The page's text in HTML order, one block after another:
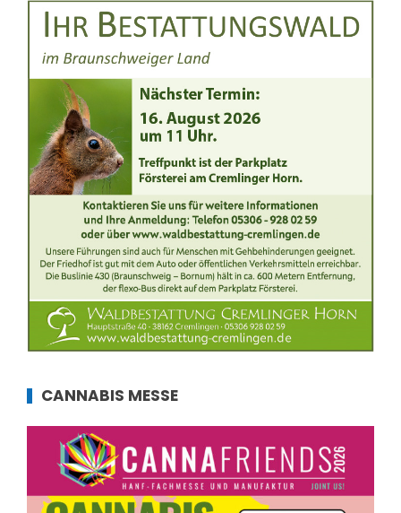
CANNABIS MESSE